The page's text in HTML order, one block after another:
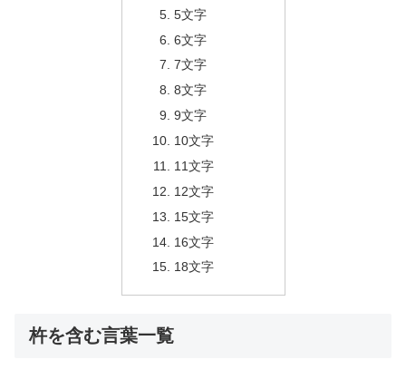
5文字
6文字
7文字
8文字
9文字
10文字
11文字
12文字
15文字
16文字
18文字
杵を含む言葉一覧